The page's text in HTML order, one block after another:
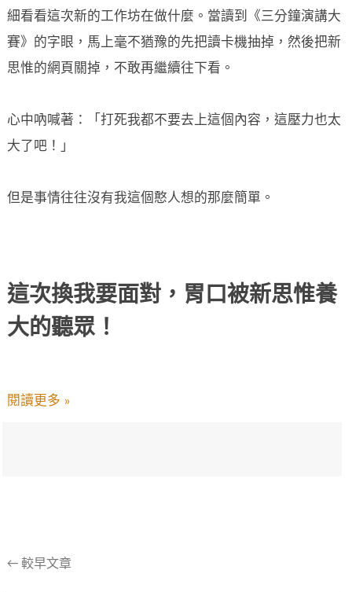
細看看這次新的工作坊在做什麼。當讀到《三分鐘演講大
賽》的字眼，馬上毫不猶豫的先把讀卡機抽掉，然後把新
思惟的網頁關掉，不敢再繼續往下看。
心中吶喊著：「打死我都不要去上這個內容，這壓力也太
大了吧！」
但是事情往往沒有我這個憨人想的那麼簡單。
這次換我要面對，胃口被新思惟養
大的聽眾！
閱讀更多 »
文
← 較早文章